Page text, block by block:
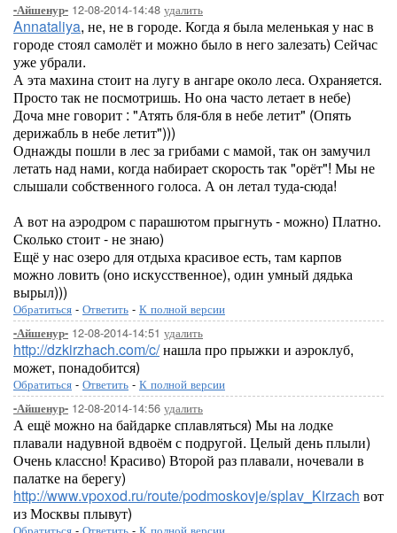
-Айшенур- 12-08-2014-14:48 удалить
Annataliya, не, не в городе. Когда я была меленькая у нас в
городе стоял самолёт и можно было в него залезать) Сейчас
уже убрали.
А эта махина стоит на лугу в ангаре около леса. Охраняется.
Просто так не посмотришь. Но она часто летает в небе)
Доча мне говорит : "Атять бля-бля в небе летит" (Опять
дерижабль в небе летит")))
Однажды пошли в лес за грибами с мамой, так он замучил
летать над нами, когда набирает скорость так "орёт"! Мы не
слышали собственного голоса. А он летал туда-сюда!
А вот на аэродром с парашютом прыгнуть - можно) Платно.
Сколько стоит - не знаю)
Ещё у нас озеро для отдыха красивое есть, там карпов
можно ловить (оно искусственное), один умный дядька
вырыл)))
Обратиться - Ответить - К полной версии
-Айшенур- 12-08-2014-14:51 удалить
http://dzkirzhach.com/c/нашла про прыжки и аэроклуб,
может, понадобится)
Обратиться - Ответить - К полной версии
-Айшенур- 12-08-2014-14:56 удалить
А ещё можно на байдарке сплавляться) Мы на лодке
плавали надувной вдвоём с подругой. Целый день плыли)
Очень классно! Красиво) Второй раз плавали, ночевали в
палатке на берегу)
http://www.vpoxod.ru/route/podmoskovje/splav_Kirzach вот
из Москвы плывут)